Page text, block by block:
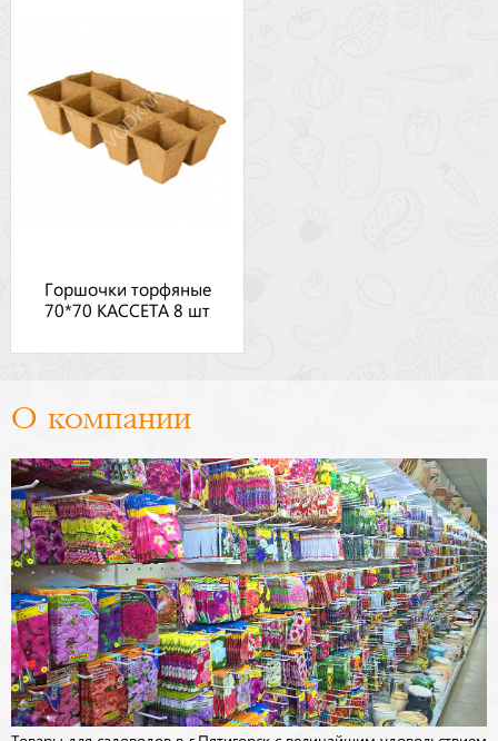
Горшочки торфяные
70*70 КАССЕТА 8 шт
О компании